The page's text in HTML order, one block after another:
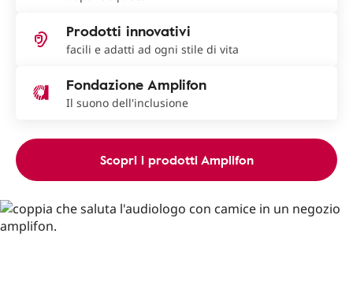
Prodotti innovativi
facili e adatti ad ogni stile di vita
Fondazione Amplifon
Il suono dell'inclusione
Scopri i prodotti Amplifon